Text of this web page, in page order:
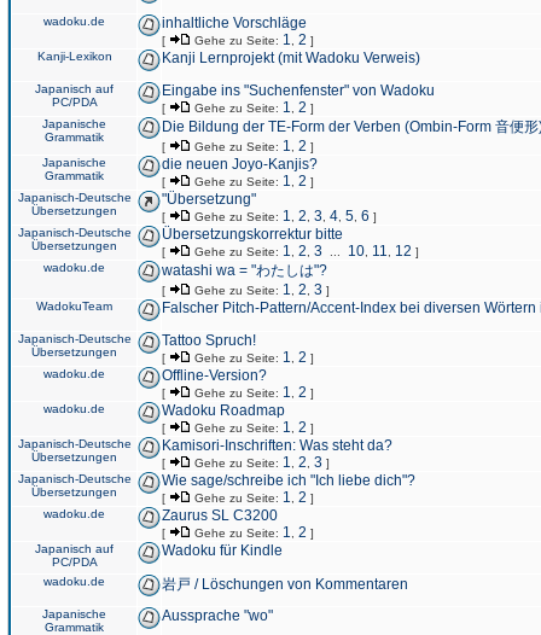
wadoku.de inhaltliche Vorschläge
[ Gehe zu Seite: 1 2 ]
Kanji-Lexikon
Kanji Lernprojekt (mit Wadoku Verweis)
Japanisch auf
PC/PDA
Eingabe ins "Suchenfenster" von Wadoku
[ Gehe zu Seite: 1 2 ]
Japanische
Grammatik
Die Bildung der TE-Form der Verben (Ombin-Form 音便形
[ Gehe zu Seite: 1 2 ]
Japanische
Grammatik
die neuen Joyo-Kanjis?
[ Gehe zu Seite: 1 2 ]
Japanisch-Deutsche
Übersetzungen
"Übersetzung"
[ Gehe zu Seite: 1 2 3 4 5 6 ]
Japanisch-Deutsche
Übersetzungen
Übersetzungskorrektur bitte
[ Gehe zu Seite: 1 2 3 10 11 12 ]
wadoku.de
watashi wa = "わたしは"?
[ Gehe zu Seite: 1 2 3 ]
WadokuTeam
Falscher Pitch-Pattern/Accent-Index bei diversen
Japanisch-Deutsche
Übersetzungen
Tattoo Spruch!
[ Gehe zu Seite: 1 2 ]
wadoku.de
Offline-Version?
[ Gehe zu Seite: 1 2 ]
wadoku.de
Wadoku Roadmap
[ Gehe zu Seite: 1 2 ]
Japanisch-Deutsche
Übersetzungen
Kamisori-Inschriften: Was steht da?
[ Gehe zu Seite: 1 2 3 ]
Japanisch-Deutsche
Übersetzungen
Wie sage/schreibe ich "Ich liebe dich"?
[ Gehe zu Seite: 1 2 ]
wadoku.de
Zaurus SL C3200
[ Gehe zu Seite: 1 2 ]
Japanisch auf
PC/PDA
Wadoku für Kindle
wadoku.de 岩戸 / Löschungen von Kommentaren
Japanische
Grammatik
Aussprache "wo"